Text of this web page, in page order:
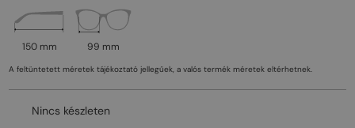
150 mm 99 mm
A feltüntetett méretek tájékoztató jellegűek, a valós termék méretek eltérhetnek.
Nincs készleten